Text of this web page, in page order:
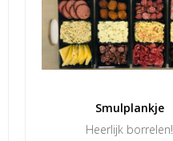
Smulplankje
Heerlijk borrelen!